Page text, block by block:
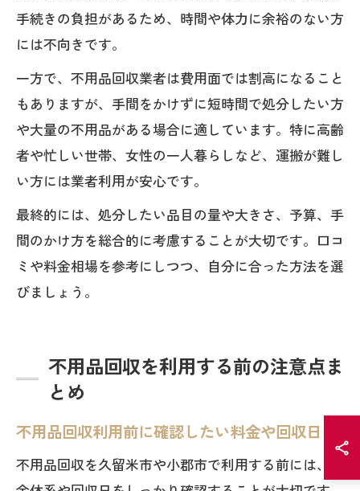
手続きの負担があるため、時間や体力に余裕のない方
には不向きです。
一方で、不用品回収業者は費用面では割高になること
もありますが、手間をかけずに短時間で処分したい方
や大量の不用品がある場合に適しています。特に高齢
者や忙しい世帯、女性の一人暮らしなど、運搬が難し
い方には業者利用が安心です。
最終的には、処分したい品目の量や大きさ、予算、手
間のかけ方を総合的に考慮することが大切です。口コ
ミや料金相場を参考にしつつ、自分に合った方法を選
びましょう。
不用品回収を利用する前の注意点ま
とめ
不用品回収利用前に確認したい料金や回収日
不用品回収を久留米市や小郡市で利用する前には、料